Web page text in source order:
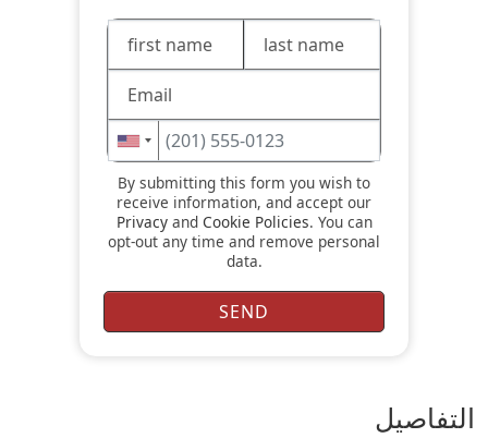
By submitting this form you wish to
receive information, and accept our
Privacyand Cookie Policies. You can
opt-out any time and remove personal
data.
التفاصيل